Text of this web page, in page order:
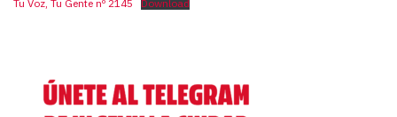
Tu Voz, Tu Gente nº 2145 Download